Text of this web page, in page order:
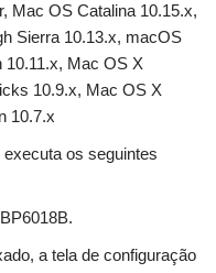
Mac OS Catalina 10.15.x,
Sierra 10.13.x, macOS
10.11.x, Mac OS X
10.9.x, Mac OS X
10.7.x
os seguintes
a tela de configuração